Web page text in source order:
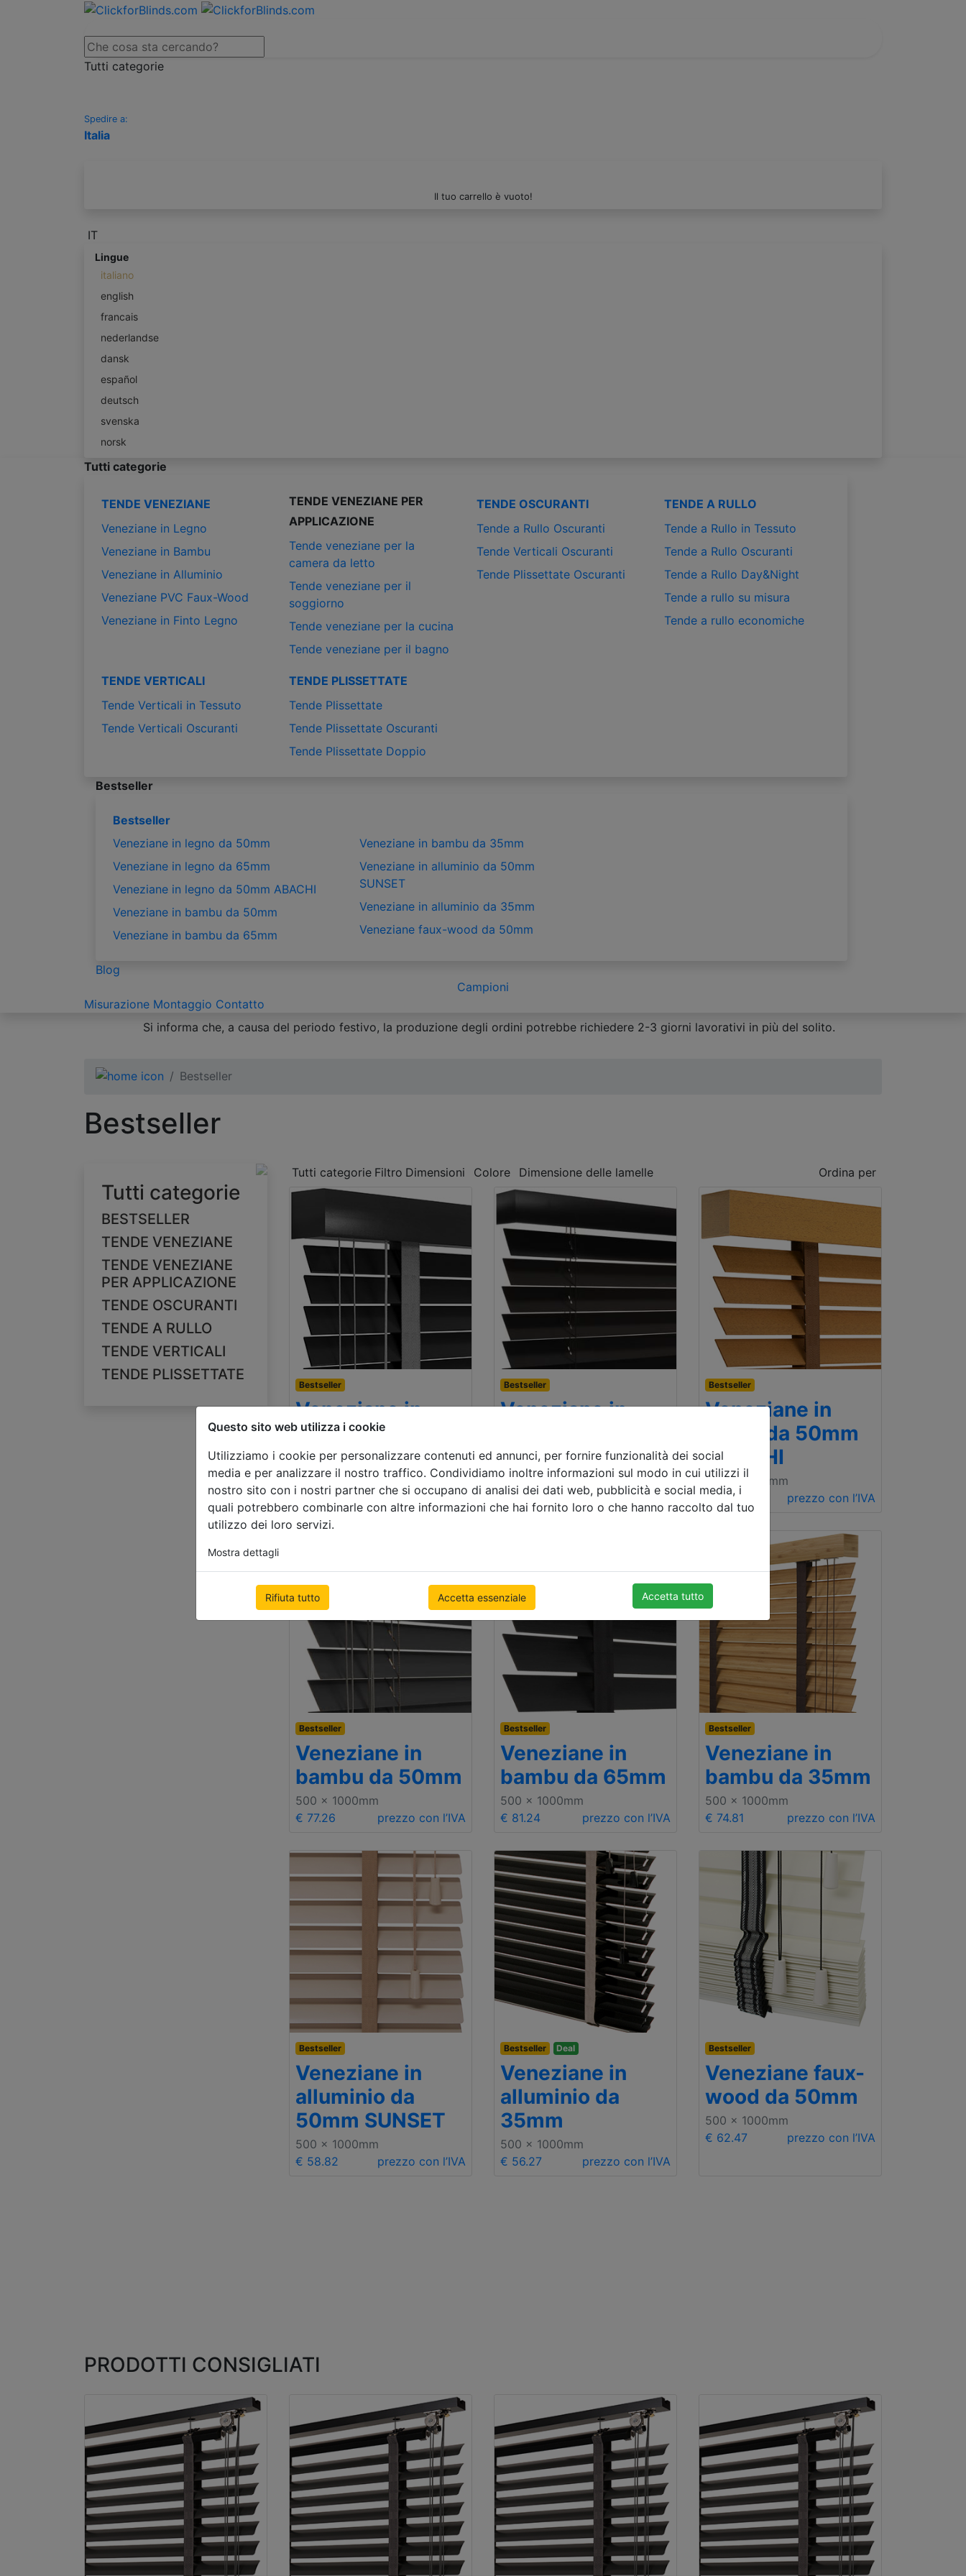
Questo sito web utilizza i cookie
Utilizziamo i cookie per personalizzare contenuti ed annunci, per fornire funzionalità dei social
media e per analizzare il nostro traffico. Condividiamo inoltre informazioni sul modo in cui utilizzi il
nostro sito con i nostri partner che si occupano di analisi dei dati web, pubblicità e social media, i
quali potrebbero combinarle con altre informazioni che hai fornito loro o che hanno raccolto dal tuo
utilizzo dei loro servizi.
Mostra dettagli
Rifiuta tutto Accetta essenziale Accetta tutto
Tutti categorie
Spedire a:
Italia
Il tuo carrello è vuoto!
IT
Lingue
italiano
english
francais
nederlandse
dansk
español
deutsch
svenska
norsk
Tutti categorie
TENDE VENEZIANE
Veneziane in Legno
Veneziane in Bambu
Veneziane in Alluminio
Veneziane PVC Faux-Wood
Veneziane in Finto Legno
TENDE VENEZIANE PER
APPLICAZIONE
Tende veneziane per la
camera da letto
Tende veneziane per il
soggiorno
Tende veneziane per la cucina
Tende veneziane per il bagno
TENDE OSCURANTI
Tende a Rullo Oscuranti
Tende Verticali Oscuranti
Tende Plissettate Oscuranti
TENDE A RULLO
Tende a Rullo in Tessuto
Tende a Rullo Oscuranti
Tende a Rullo Day&Night
Tende a rullo su misura
Tende a rullo economiche
TENDE VERTICALI
Tende Verticali in Tessuto
Tende Verticali Oscuranti
TENDE PLISSETTATE
Tende Plissettate
Tende Plissettate Oscuranti
Tende Plissettate Doppio
Bestseller
Bestseller
Veneziane in legno da 50mm
Veneziane in legno da 65mm
Veneziane in legno da 50mm ABACHI
Veneziane in bambu da 50mm
Veneziane in bambu da 65mm
Veneziane in bambu da 35mm
Veneziane in alluminio da 50mm
SUNSET
Veneziane in alluminio da 35mm
Veneziane faux-wood da 50mm
Blog
Campioni
Misurazione Montaggio Contatto
Si informa che, a causa del periodo festivo, la produzione degli ordini potrebbe richiedere 2-3 giorni lavorativi in più del solito.
Bestseller
Bestseller
Tutti categorie
BESTSELLER
TENDE VENEZIANE
TENDE VENEZIANE
PER APPLICAZIONE
TENDE OSCURANTI
TENDE A RULLO
TENDE VERTICALI
TENDE PLISSETTATE
Tutti categorie Filtro Dimensioni Colore Dimensione delle lamelle Ordina per
Bestseller
Veneziane in
legno da 50mm
500 x 1000mm
€ 88.38
prezzo con l’IVA
Bestseller
Veneziane in
500 x 1000mm
€ 93.68
prezzo con l’IVA
Bestseller
Veneziane in
legno da 50mm
ABACHI
500 x 1000mm
€ 101.20
prezzo con l’IVA
Bestseller
Veneziane in
bambu da 50mm
500 x 1000mm
€ 77.26
prezzo con l’IVA
Bestseller
Veneziane in
bambu da 65mm
500 x 1000mm
€ 81.24
prezzo con l’IVA
Bestseller
Veneziane in
bambu da 35mm
500 x 1000mm
€ 74.81
prezzo con l’IVA
Bestseller
Veneziane in
alluminio da
50mm SUNSET
500 x 1000mm
€ 58.82
prezzo con l’IVA
Bestseller Deal
Veneziane in
alluminio da
35mm
500 x 1000mm
€ 56.27
prezzo con l’IVA
Bestseller
Veneziane faux-
wood da 50mm
500 x 1000mm
€ 62.47
prezzo con l’IVA
PRODOTTI CONSIGLIATI